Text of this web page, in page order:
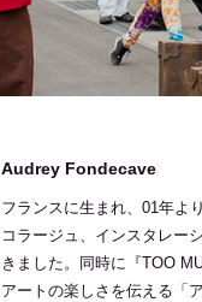
Audrey Fondecave
フランスに生まれ、01年よ
コラージュ、インスタレー
きました。同時に『TOO
アートの楽しさを伝える「